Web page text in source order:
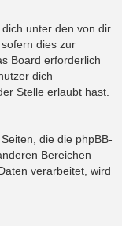
unter den von dir
dies zur
Board erforderlich
dich
Stelle erlaubt hast.
die die phpBB-
Bereichen
verarbeitet, wird